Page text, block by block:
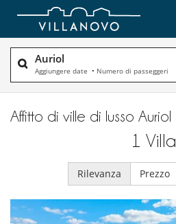
Auriol
Aggiungere date • Numero di passeggeri
Affitto di ville di lusso Auriol
1 Villa
Rilevanza Prezzo